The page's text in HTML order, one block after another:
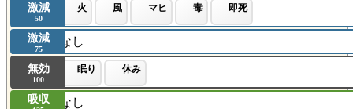
激減
50
火 風 マヒ 毒 即死
激減
75
なし
無効
100
眠り 休み
吸収 なし